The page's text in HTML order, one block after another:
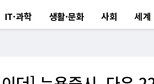
IT·과학 생활·문화 사회 세계